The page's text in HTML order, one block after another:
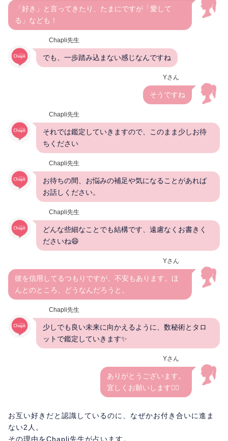
「好き」と言ってきたり、たまにですが「愛して
る」なども！
Chapli先生
でも、一歩踏み込まない感じなんですね
Yさん
そうですね
Chapli先生
それでは鑑定していきますので、このまま少しお待
ちください
Chapli先生
お待ちの間、お悩みの補足や気になることがあれば
お話しください。
Chapli先生
どんな些細なことでも結構です、遠慮なくお書きく
ださいね😄
Yさん
彼を信用してるつもりですが、不安もあります。ほ
んとのところ、どうなんだろうと。
Chapli先生
少しでも良い未来に向かえるように、数秘術とタロ
ットで鑑定していきます✨
Yさん
ありがとうございます。
宜しくお願いします🙇‍♀️
お互い好きだと認識しているのに、なぜかお付き合いに進ま
ない2人。
その理由をChapli先生が占います。